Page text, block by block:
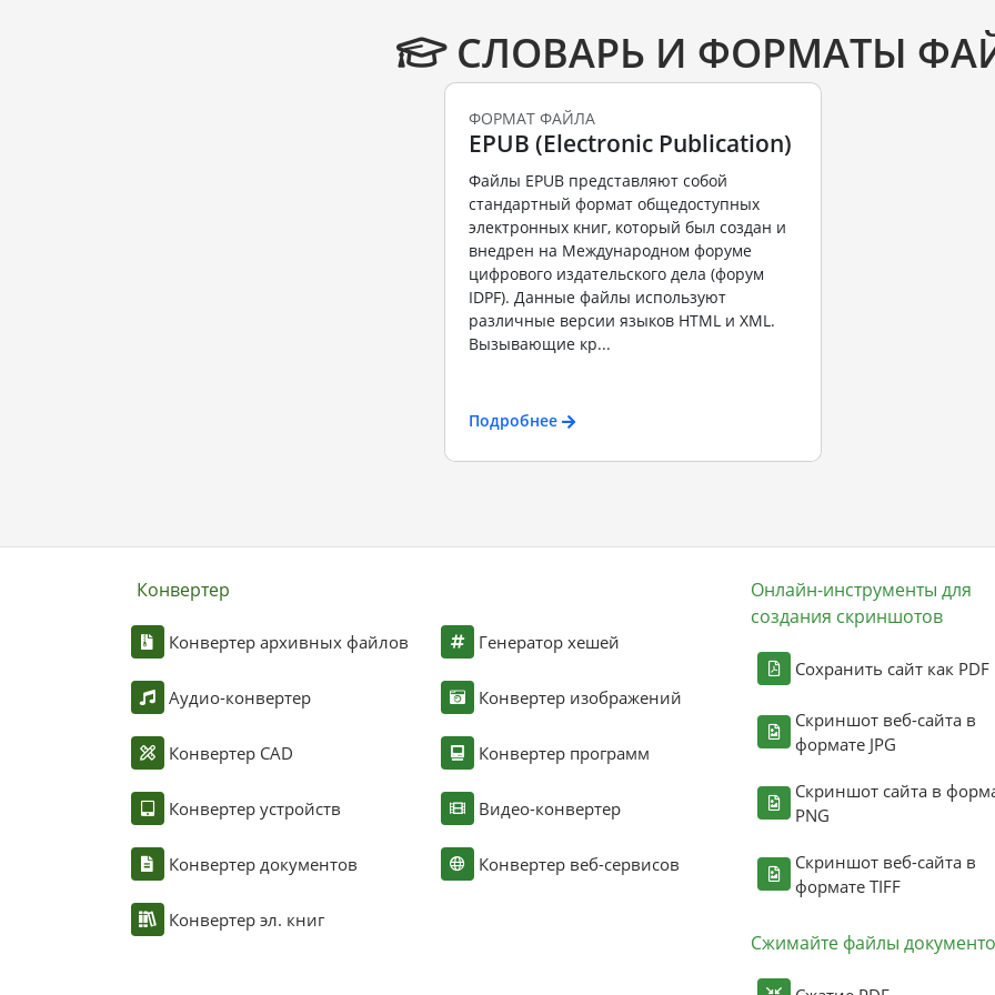
СЛОВАРЬ И ФОРМАТЫ
ФОРМАТ ФАЙЛА
EPUB (Electronic Publication)
Файлы EPUB представляют собой
стандартный формат общедоступных
электронных книг, который был создан и
внедрен на Международном форуме
цифрового издательского дела (форум
IDPF). Данные файлы используют
различные версии языков HTML и XML.
Вызывающие кр...
Подробнее
Конвертер
Конвертер архивных файлов
Аудио-конвертер
Конвертер CAD
Конвертер устройств
Конвертер документов
Конвертер эл. книг
Генератор хешей
Конвертер изображений
Конвертер программ
Видео-конвертер
Конвертер веб-сервисов
Онлайн-инструменты для
создания скриншотов
Сохранить сайт как PDF
Скриншот веб-сайта в
формате JPG
Скриншот сайта в
PNG
Скриншот веб-сайта в
формате TIFF
Сжимайте файлы